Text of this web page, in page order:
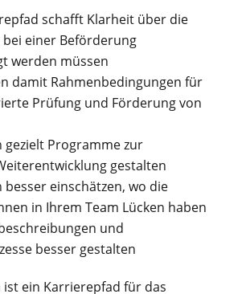
schafft Klarheit über die
einer Beförderung
werden müssen
damit Rahmenbedingungen für
Prüfung und Förderung von
gezielt Programme zur
gestalten
besser einschätzen, wo die
in Ihrem Team Lücken haben
und
besser gestalten
ist ein Karrierepfad für das